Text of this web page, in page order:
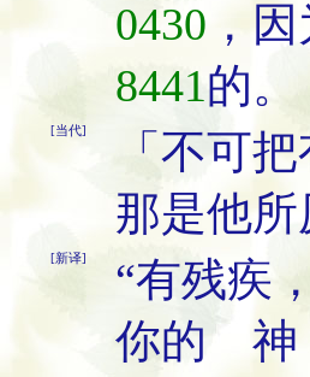
0430 ，
8441的。
[当代]
「不可
那是他所
[新译]
“有残疾
你的 神